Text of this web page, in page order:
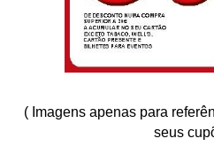
( Imagens apenas para
seus